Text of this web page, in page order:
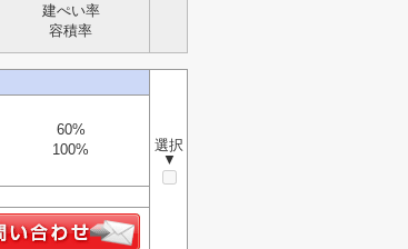
建ぺい率
容積率
選択
▼
60%
100%